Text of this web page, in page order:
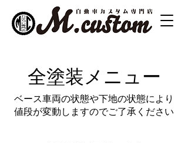
全塗装メニュー
ベース車両の状態や下地の状態により
値段が変動しますのでご了承ください